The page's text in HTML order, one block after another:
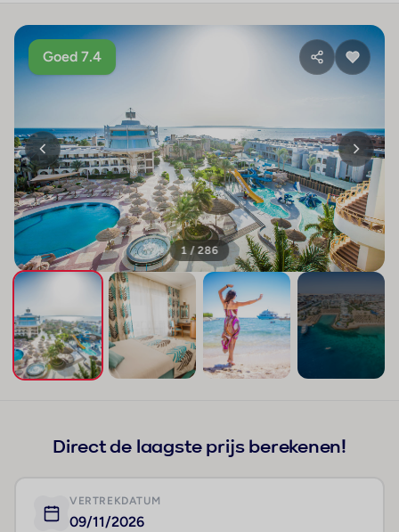
Goed 7.4
1 / 286
Direct de laagste prijs berekenen!
VERTREKDATUM
09/11/2026